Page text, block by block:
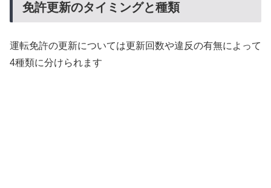
免許更新のタイミングと種類
運転免許の更新については更新回数や違反の有無によって
4種類に分けられます